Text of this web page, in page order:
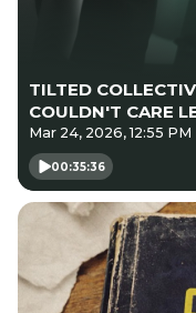
TILTED
COULDN'T CARE
Mar 24, 2026, 12:55 PM
00:35:36